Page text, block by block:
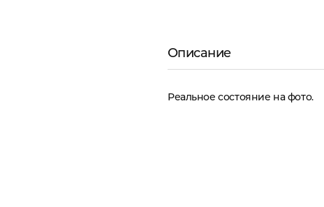
Описание
Реальное состояние на фото.